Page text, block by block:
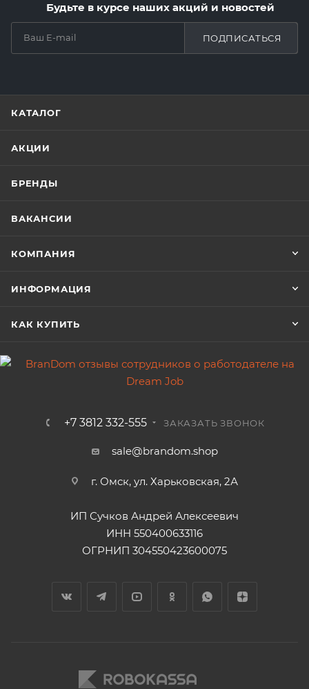
Будьте в курсе наших акций и новостей
ПОДПИСАТЬСЯ
КАТАЛОГ
АКЦИИ
БРЕНДЫ
ВАКАНСИИ
КОМПАНИЯ
ИНФОРМАЦИЯ
КАК КУПИТЬ
+7 3812 332-555 ЗАКАЗАТЬ ЗВОНОК
sale@brandom.shop
г. Омск, ул. Харьковская, 2А
ИП Сучков Андрей Алексеевич
ИНН 550400633116
ОГРНИП 304550423600075